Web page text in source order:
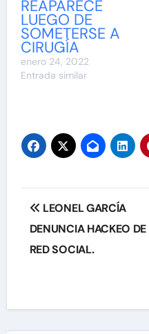
REAPARECE
LUEGO DE
SOMETERSE A
CIRUGÍA
enero 24, 2022
Entrada similar
Navegación
de
entradas
LEONEL GARCÍA
DENUNCIA HACKEO DE
RED SOCIAL.